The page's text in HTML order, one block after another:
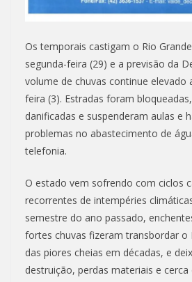
Os temporais castigam o Rio
segunda-feira (29) e a previsão da
volume de chuvas continue elevado
feira (3). Estradas foram
danificadas e suspenderam aulas e
problemas no abastecimento de
telefonia.
O estado vem sofrendo com ciclos
recorrentes de intempéries
semestre do ano passado,
fortes chuvas fizeram transbordar o
das piores cheias em décadas, e
destruição, perdas materiais e cerca